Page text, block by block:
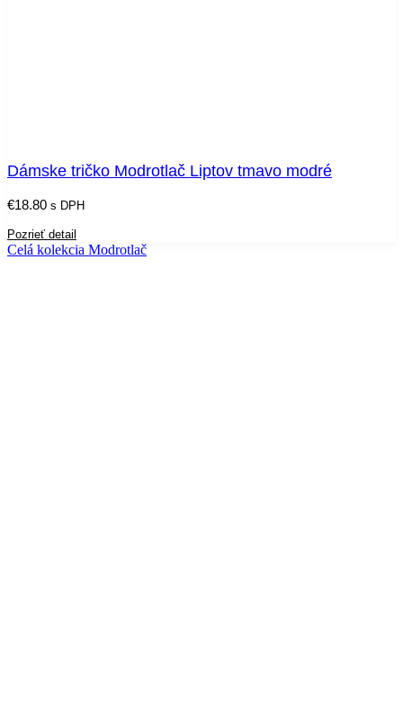
Dámske tričko Modrotlač Liptov tmavo modré
€18.80 s DPH
Pozrieť detail
Celá kolekcia Modrotlač